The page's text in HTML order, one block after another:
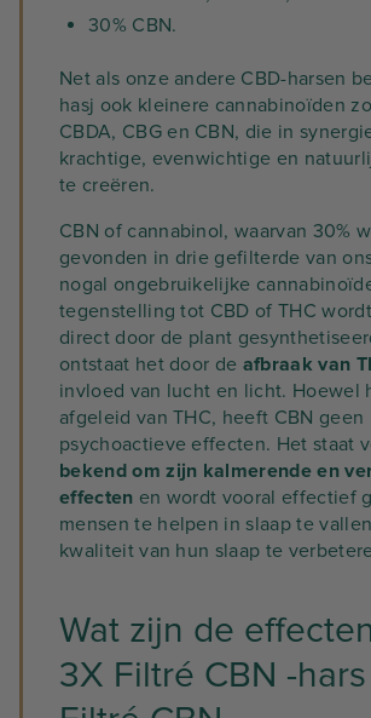
30% CBN.
Net als onze andere CBD-harsen
hasj ook kleinere cannabinoïden
CBDA, CBG en CBN, die in
krachtige, evenwichtige en
te creëren.
CBN of cannabinol, waarvan 30%
gevonden in drie gefilterde van
nogal ongebruikelijke
tegenstelling tot CBD of THC
direct door de plant
ontstaat het door de afbraak van
invloed van lucht en licht. Hoewel
afgeleid van THC, heeft CBN geen
psychoactieve effecten. Het staat
bekend om zijn kalmerende en
effecten en wordt vooral effectief
mensen te helpen in slaap te
kwaliteit van hun slaap te
Wat zijn de
3X Filtré CBN -